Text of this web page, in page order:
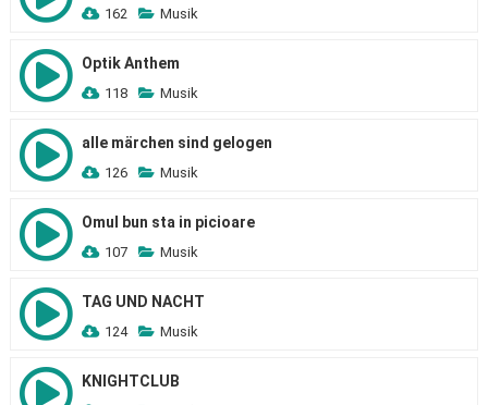
162 Musik
Optik Anthem
118 Musik
alle märchen sind gelogen
126 Musik
Omul bun sta in picioare
107 Musik
TAG UND NACHT
124 Musik
KNIGHTCLUB